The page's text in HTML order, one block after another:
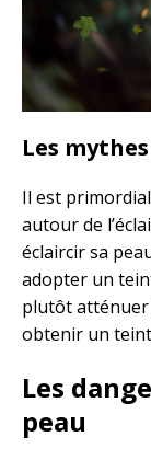
Les
Il est
autour de
éclaircir sa
adopter un
plutôt
obtenir un
Les
peau